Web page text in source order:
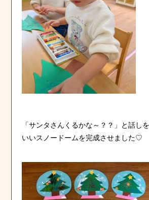
「サンタさんくるかな～？？」と話し
いいスノードームを完成させました♡